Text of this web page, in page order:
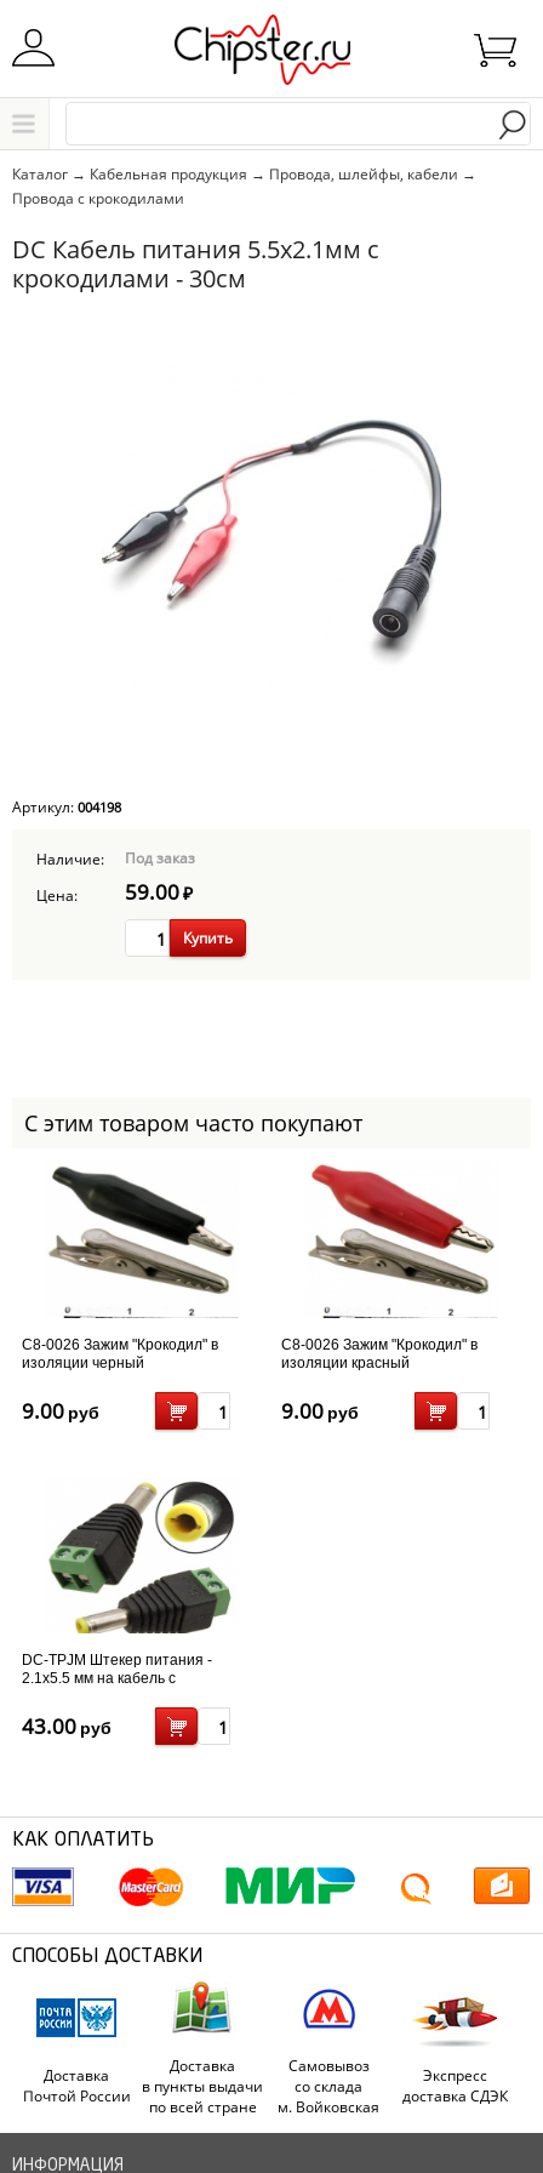
Начните водить название города..
Выбрать
Каталог → Кабельная продукция → Провода, шлейфы, кабели →
Провода с крокодилами
DC Кабель питания 5.5x2.1мм с
крокодилами - 30см
Артикул: 004198
Наличие:
Под заказ
Цена:
59.00₽
Купить
С этим товаром часто покупают
С8-0026 Зажим "Крокодил" в
изоляции черный
9.00 руб
С8-0026 Зажим "Крокодил" в
изоляции красный
9.00 руб
DC-TPJM Штекер питания -
2.1x5.5 мм на кабель с
43.00 руб
КАК ОПЛАТИТЬ
СПОСОБЫ ДОСТАВКИ
Доставка
Почтой России
Доставка
в пункты выдачи
по всей стране
Самовывоз
со склада
м. Войковская
Экспресс
доставка СДЭК
ИНФОРМАЦИЯ